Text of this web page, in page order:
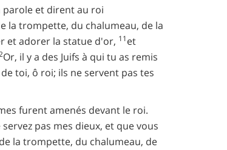
parole et dirent au roi
la trompette, du chalumeau, de la
et adorer la statue d'or, 11et
Or, il y a des Juifs à qui tu as remis
toi, ô roi; ils ne servent pas tes
furent amenés devant le roi.
pas mes dieux, et que vous
la trompette, du chalumeau, de